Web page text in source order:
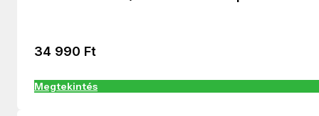
34 990 Ft
Megtekintés